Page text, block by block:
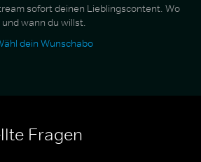
sofort deinen Lieblingscontent. Wo
und wann du willst.
dein Wunschabo
Fragen